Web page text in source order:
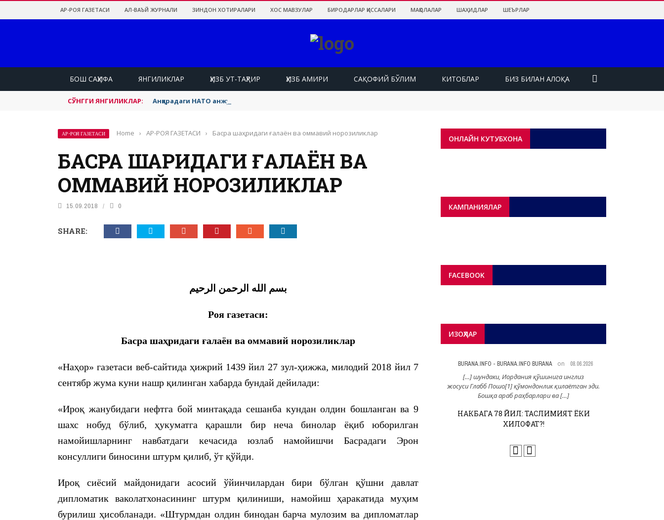
АР-РОЯ ГАЗЕТАСИ АЛ-ВАЪЙ ЖУРНАЛИ ЗИНДОН ХОТИРАЛАРИ ХОС МАВЗУЛАР БИРОДАРЛАР ҚИССАЛАРИ МАҚОЛАЛАР ШАҲИДЛАР ШЕЪРЛАР
БОШ САҲИФА ЯНГИЛИКЛАР ҲИЗБ УТ-ТАҲРИР ҲИЗБ АМИРИ САҚОФИЙ БЎЛИМ КИТОБЛАР БИЗ БИЛАН АЛОҚА
СЎНГГИ ЯНГИЛИКЛАР: Анқарадаги НАТО анжумани ва унда Туркиянинг роли
АР-РОЯ ГАЗЕТАСИ Home › АР-РОЯ ГАЗЕТАСИ › Басра шаҳридаги ғалаён ва оммавий норозиликлар
БАСРА ШАҲРИДАГИ ҒАЛАЁН ВА
ОММАВИЙ НОРОЗИЛИКЛАР
15.09.2018 0
SHARE:
بسم الله الرحمن الرحيم
Роя газетаси:
Басра шаҳридаги ғалаён ва оммавий норозиликлар
«Наҳор» газетаси веб-сайтида ҳижрий 1439 йил 27 зул-ҳижжа, милодий 2018 йил 7
сентябр жума куни нашр қилинган хабарда бундай дейилади:
«Ироқ жанубидаги нефтга бой минтақада сешанба кундан олдин бошланган ва 9
шахс нобуд бўлиб, ҳукуматга қарашли бир неча бинолар ёқиб юборилган
намойишларнинг навбатдаги кечасида юзлаб намойишчи Басрадаги Эрон
консуллиги биносини штурм қилиб, ўт қўйди.
Ироқ сиёсий майдонидаги асосий ўйинчилардан бири бўлган қўшни давлат
дипломатик ваколатхонасининг штурм қилиниши, намойиш ҳаракатида муҳим
бурилиш ҳисобланади. «Штурмдан олдин бинодан барча мулозим ва дипломатлар
ОНЛАЙН КУТУБХОНА
КАМПАНИЯЛАР
FACEBOOK
ИЗОҲЛАР
BURANA.INFO - BURANA.INFO BURANA on 31.05.2026
қалбидаги тақвосидан[1]» деган каломига содиқ
1447 ҲИЖРИЙ ЙИЛ МУБОРАК ҚУРБОН ҲАЙИТИ
ТАБРИГИ
BURANA.INFO - BURANA.INFO BURANA on 09.06.2026
ёритманг…[1]». Бундай машъум битимлар мусулмон
ҚАРАМЛИК КИШАНИМИ ЁКИ ЕТАКЧИЛИК
ШАМШИРИ?
BURANA.INFO - BURANA.INFO BURANA on 08.06.2026
[…] шундаки, Иордания қўшинига инглиз
жосуси Глабб Пошо[1] қўмондонлик қилаётган эди.
Бошқа араб раҳбарлари ва […]
НАКБАГА 78 ЙИЛ: ТАСЛИМИЯТ ЁКИ
ХИЛОФАТ?!